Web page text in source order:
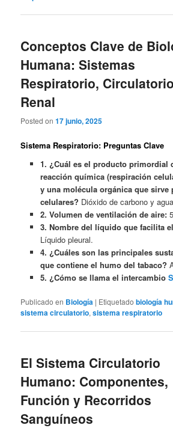
Conceptos Clave de
Humana: Sistemas
Respiratorio,
Renal
Posted on17 junio, 2025
Sistema Respiratorio: Preguntas Clave
1. ¿Cuál es el producto primordial
reacción química (respiración
y una molécula orgánica que sirve
celulares? Dióxido de carbono y
2. Volumen de ventilación de aire:
3. Nombre del líquido que facilita
Líquido pleural.
4. ¿Cuáles son las principales
que contiene el humo del tabaco?
5. ¿Cómo se llama el intercambio
Publicado en Biología | Etiquetado biología
sistema circulatorio,sistema respiratorio
El Sistema Circulatorio
Humano: Componentes,
Función y Recorridos
Sanguíneos